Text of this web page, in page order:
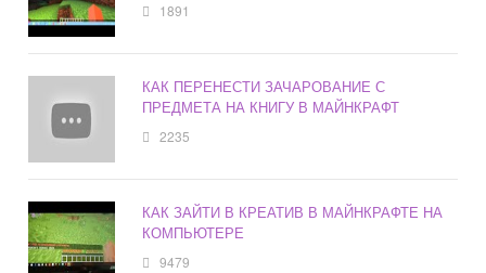
1891
КАК ПЕРЕНЕСТИ ЗАЧАРОВАНИЕ С
ПРЕДМЕТА НА КНИГУ В МАЙНКРАФТ
2235
КАК ЗАЙТИ В КРЕАТИВ В МАЙНКРАФТЕ НА
КОМПЬЮТЕРЕ
9479